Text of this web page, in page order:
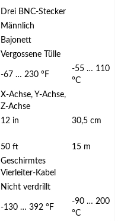
Drei BNC-Stecker
Männlich
Bajonett
Vergossene Tülle
-67 … 230 °F
-55 … 110
°C
X-Achse, Y-Achse,
Z-Achse
12 in
30,5 cm
50 ft 15 m
Geschirmtes
Vierleiter-Kabel
Nicht verdrillt
-130 … 392 °F
-90 … 200
°C